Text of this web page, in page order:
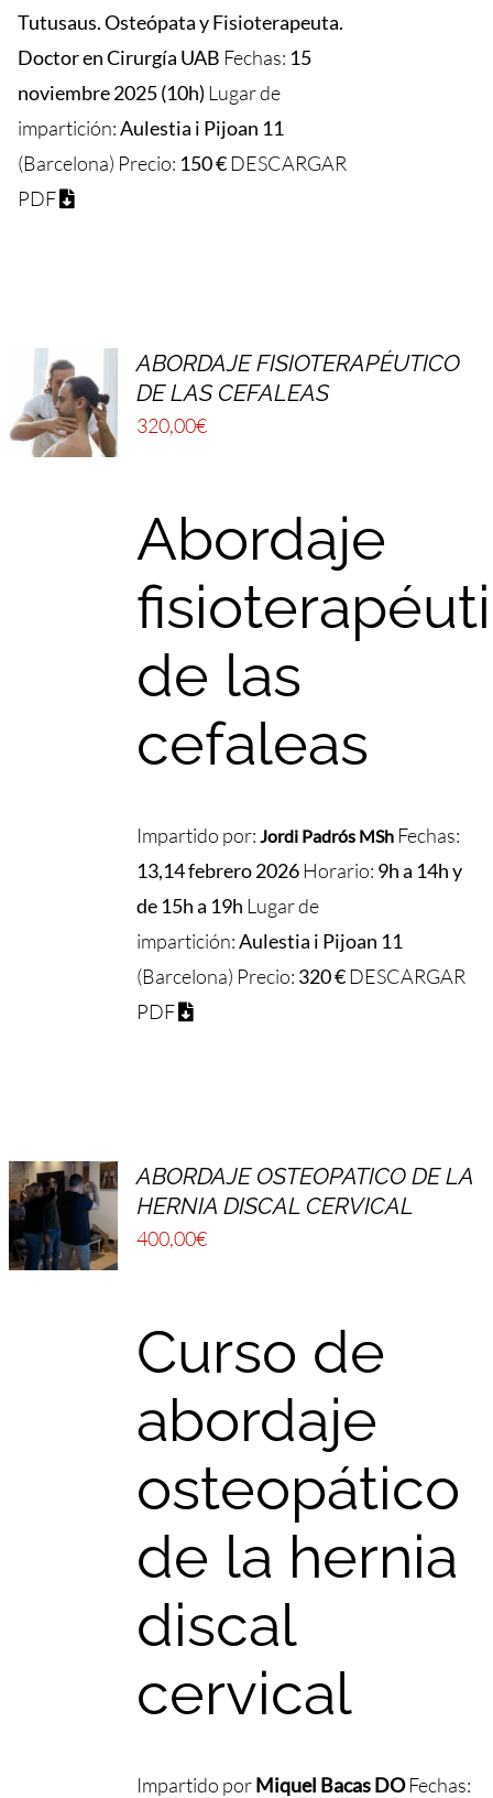
Tutusaus. Osteópata y Fisioterapeuta.
Doctor en Cirurgía UAB Fechas: 15
noviembre 2025 (10h) Lugar de
impartición:Aulestia i Pijoan 11
(Barcelona) Precio: 150 €DESCARGAR
PDF
ABORDAJE FISIOTERAPÉUTICO
DE LAS CEFALEAS
320,00€
Abordaje
de las
cefaleas
Impartido por: Jordi Padrós MSh Fechas:
13,14 febrero 2026Horario: 9h a 14h y
de 15h a 19h Lugar de
impartición:Aulestia i Pijoan 11
(Barcelona) Precio: 320 €DESCARGAR
PDF
ABORDAJE OSTEOPATICO DE LA
HERNIA DISCAL CERVICAL
400,00€
Curso de
abordaje
osteopático
de la hernia
discal
cervical
Impartido porMiquel Bacas DOFechas: